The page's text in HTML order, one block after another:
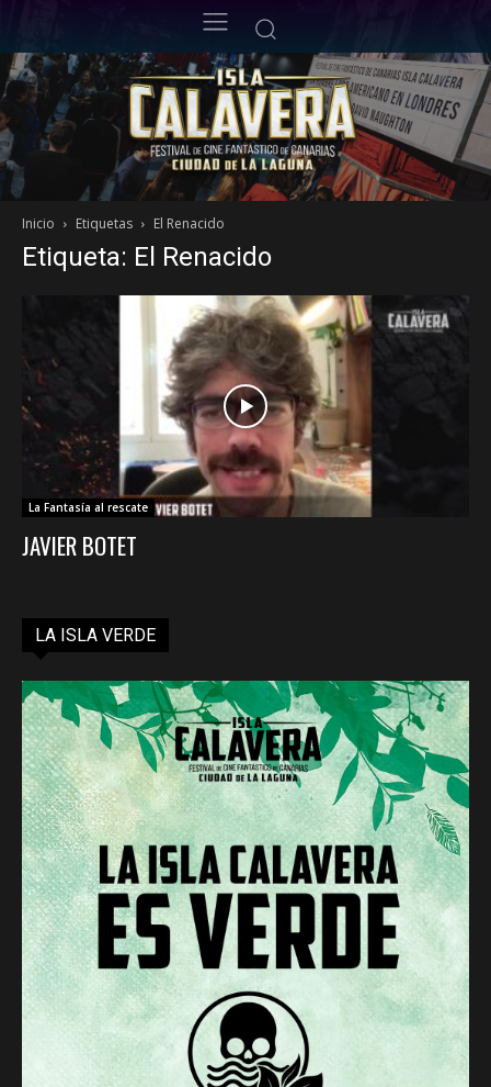
Inicio Etiquetas El Renacido
Etiqueta: El Renacido
La Fantasía al rescate
JAVIER BOTET
LA ISLA VERDE